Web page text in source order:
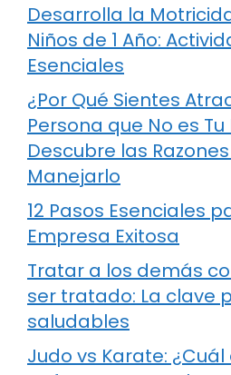
Desarrolla la
Niños de 1 Año:
Esenciales
¿Por Qué Sientes
Persona que No es
Descubre las
Manejarlo
12 Pasos Esenciales
Empresa Exitosa
Tratar a los demás
ser tratado: La clave
saludables
Judo vs Karate: